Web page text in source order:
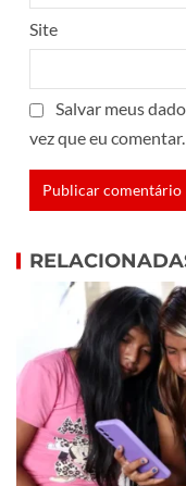
Site
Salvar meus
vez que eu comentar.